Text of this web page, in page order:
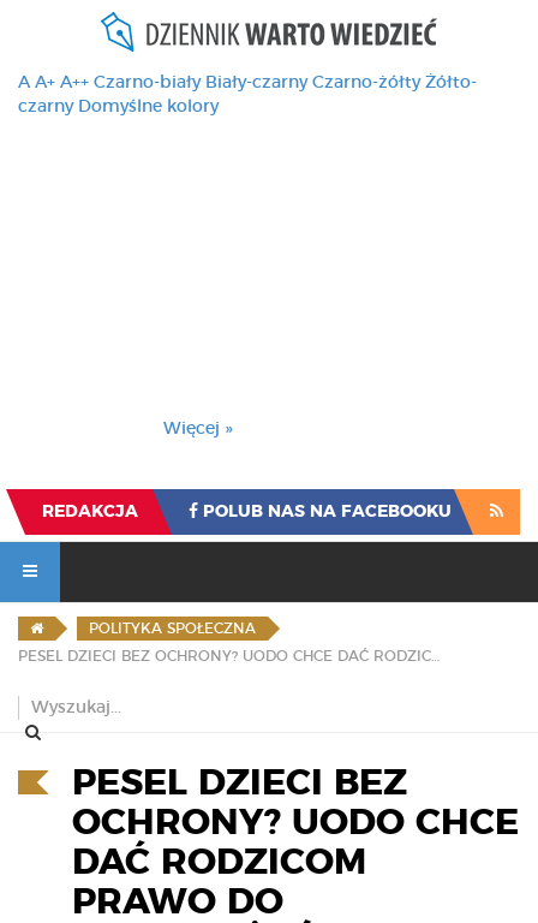
A A+ A++ Czarno-biały Biały-czarny Czarno-żółty Żółto-
czarny Domyślne kolory
Więcej »
REDAKCJA POLUB NAS NA FACEBOOKU
POLITYKA SPOŁECZNA
PESEL DZIECI BEZ
OCHRONY? UODO CHCE
DAĆ RODZICOM
PRAWO DO